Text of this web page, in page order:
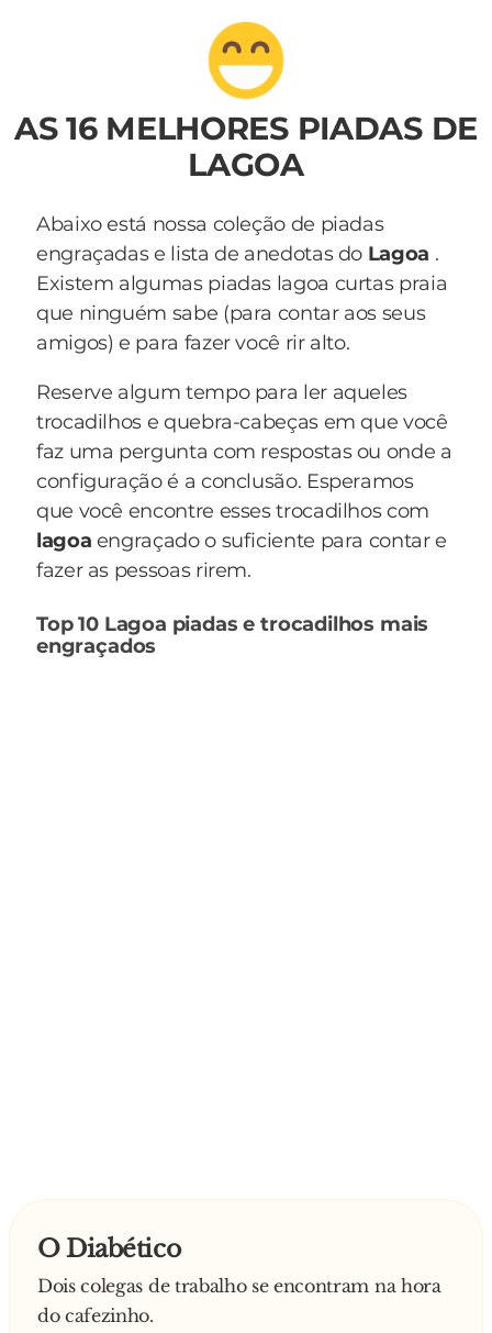
AS 16 MELHORES PIADAS DE
LAGOA
Abaixo está nossa coleção de piadas
engraçadas e lista de anedotas do Lagoa .
Existem algumas piadas lagoa curtas praia
que ninguém sabe (para contar aos seus
amigos) e para fazer você rir alto.
Reserve algum tempo para ler aqueles
trocadilhos e quebra-cabeças em que você
faz uma pergunta com respostas ou onde a
configuração é a conclusão. Esperamos
que você encontre esses trocadilhos com
lagoa engraçado o suficiente para contar e
fazer as pessoas rirem.
Top 10 Lagoa piadas e trocadilhos mais
engraçados
O Diabético
Dois colegas de trabalho se encontram na hora
do cafezinho.